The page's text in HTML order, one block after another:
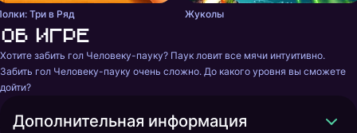
Три в Ряд Жуколы
Об игре
Хотите забить гол Человеку-пауку? Паук ловит все мячи интуитивно.
Забить гол Человеку-пауку очень сложно. До какого уровня вы сможете
дойти?
Дополнительная информация